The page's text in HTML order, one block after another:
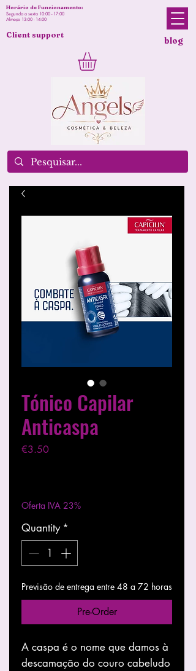
blog
Horário de Funcionamento:
Segunda a sexta 10:00 - 17:00
Almoço 13:00 - 14:00
Client support
Tónico Capilar
Anticaspa
€3.50Price
Oferta IVA 23%
Quantity *
Previsão de entrega entre 48 a 72 horas
Pre-Order
A caspa é o nome que damos à
descamação do couro cabeludo